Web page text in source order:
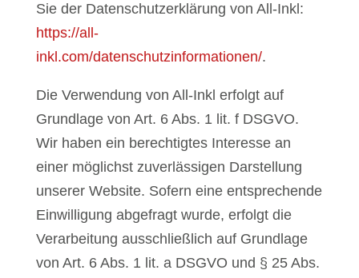
Sie der Datenschutzerklärung von All-Inkl:
https://all-
inkl.com/datenschutzinformationen/.
Die Verwendung von All-Inkl erfolgt auf
Grundlage von Art. 6 Abs. 1 lit. f DSGVO.
Wir haben ein berechtigtes Interesse an
einer möglichst zuverlässigen Darstellung
unserer Website. Sofern eine entsprechende
Einwilligung abgefragt wurde, erfolgt die
Verarbeitung ausschließlich auf Grundlage
von Art. 6 Abs. 1 lit. a DSGVO und § 25 Abs.